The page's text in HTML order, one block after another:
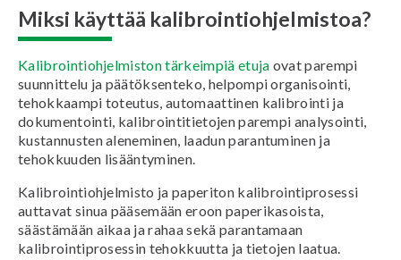
Miksi käyttää kalibrointiohjelmistoa?
Kalibrointiohjelmiston tärkeimpiä etuja ovat parempi
suunnittelu ja päätöksenteko, helpompi organisointi,
tehokkaampi toteutus, automaattinen kalibrointi ja
dokumentointi, kalibrointitietojen parempi analysointi,
kustannusten aleneminen, laadun parantuminen ja
tehokkuuden lisääntyminen.
Kalibrointiohjelmisto ja paperiton kalibrointiprosessi
auttavat sinua pääsemään eroon paperikasoista,
säästämään aikaa ja rahaa sekä parantamaan
kalibrointiprosessin tehokkuutta ja tietojen laatua.